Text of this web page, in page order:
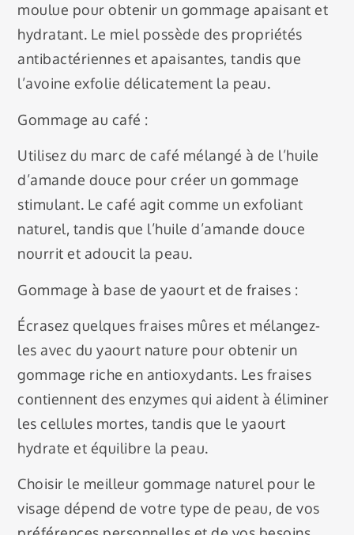
moulue pour obtenir un gommage apaisant et
hydratant. Le miel possède des propriétés
antibactériennes et apaisantes, tandis que
l’avoine exfolie délicatement la peau.
Gommage au café :
Utilisez du marc de café mélangé à de l’huile
d’amande douce pour créer un gommage
stimulant. Le café agit comme un exfoliant
naturel, tandis que l’huile d’amande douce
nourrit et adoucit la peau.
Gommage à base de yaourt et de fraises :
Écrasez quelques fraises mûres et mélangez-
les avec du yaourt nature pour obtenir un
gommage riche en antioxydants. Les fraises
contiennent des enzymes qui aident à éliminer
les cellules mortes, tandis que le yaourt
hydrate et équilibre la peau.
Choisir le meilleur gommage naturel pour le
visage dépend de votre type de peau, de vos